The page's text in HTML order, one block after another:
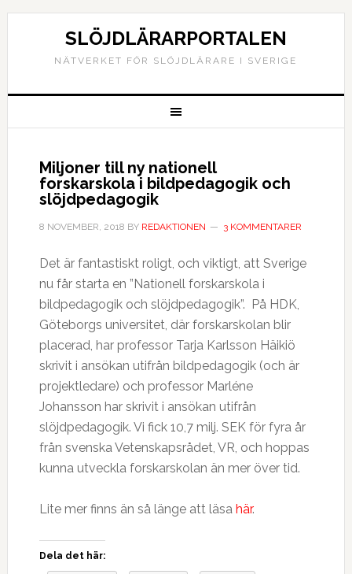
SLÖJDLÄRARPORTALEN
NÄTVERKET FÖR SLÖJDLÄRARE I SVERIGE
Miljoner till ny nationell
forskarskola i bildpedagogik och
slöjdpedagogik
8 NOVEMBER, 2018 BY REDAKTIONEN 3 KOMMENTARER
Det är fantastiskt roligt, och viktigt, att Sverige
nu får starta en ”Nationell forskarskola i
bildpedagogik och slöjdpedagogik”. På HDK,
Göteborgs universitet, där forskarskolan blir
placerad, har professor Tarja Karlsson Häikiö
skrivit i ansökan utifrån bildpedagogik (och är
projektledare) och professor Marléne
Johansson har skrivit i ansökan utifrån
slöjdpedagogik. Vi fick 10,7 milj. SEK för fyra år
från svenska Vetenskapsrådet, VR, och hoppas
kunna utveckla forskarskolan än mer över tid.
Lite mer finns än så länge att läsa här.
Dela det här: